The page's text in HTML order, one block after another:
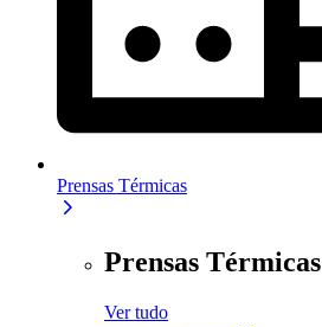
Prensas Térmicas
Prensas Térmicas
Ver tudo